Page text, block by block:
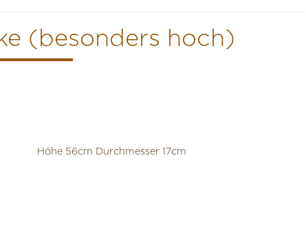
(besonders hoch)
Höhe 56cm Durchmesser 17cm